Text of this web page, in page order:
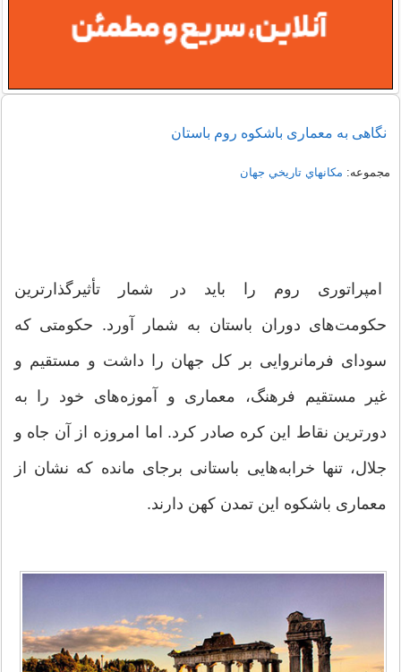
نگاهی به معماری باشکوه روم باستان
مجموعه: مكانهاي تاريخي جهان
امپراتوری روم را باید در شمار تأثیرگذارترین
حکومت‌های دوران باستان به شمار آورد. حکومتی که
سودای فرمانروایی بر کل جهان را داشت و مستقیم و
غیر مستقیم فرهنگ، معماری و آموزه‌های خود را به
دورترین نقاط این کره صادر کرد. اما امروزه از آن جاه و
جلال، تنها خرابه‌هایی باستانی برجای مانده که نشان از
معماری باشکوه این تمدن کهن دارند.